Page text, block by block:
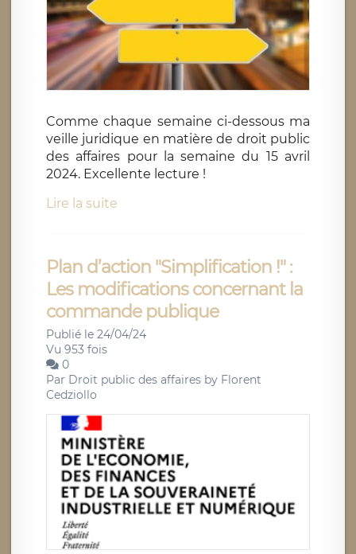
Comme chaque semaine ci-dessous ma
veille juridique en matière de droit public
des affaires pour la semaine du 15 avril
2024. Excellente lecture !
Lire la suite
Plan d’action "Simplification !" :
Les modifications concernant la
commande publique
Publié le 24/04/24
Vu 953 fois
0
Par Droit public des affaires by Florent
Cedziollo